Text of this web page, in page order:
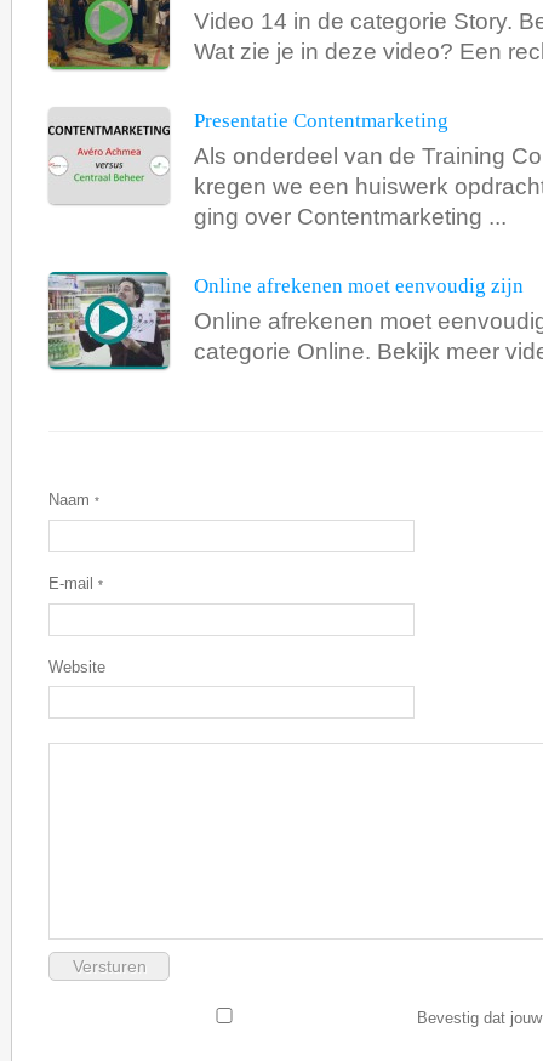
Video 14 in de categorie Story.
Wat zie je in deze video? Een
Presentatie Contentmarketing
Als onderdeel van de Training
kregen we een huiswerk
ging over Contentmarketing ...
Online afrekenen moet eenvoudig zijn
Online afrekenen moet
categorie Online. Bekijk meer
Naam *
E-mail *
Website
Bevestig dat